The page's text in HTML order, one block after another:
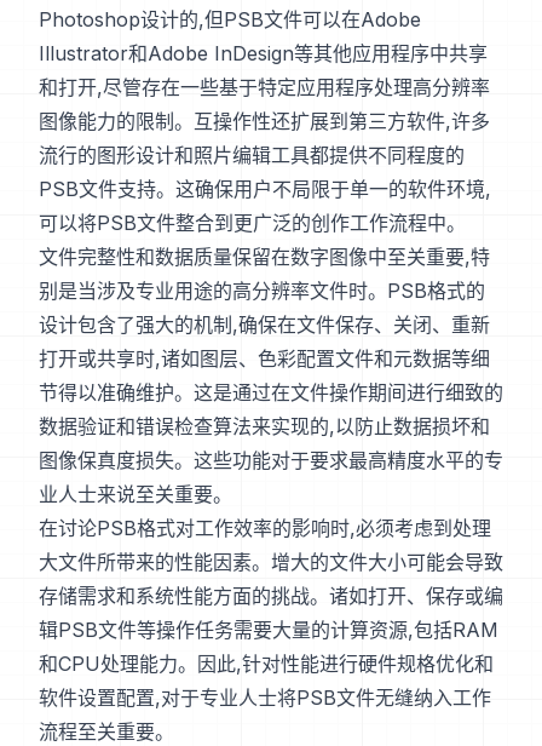
Photoshop设计的,但PSB文件可以在Adobe
Illustrator和Adobe InDesign等其他应用程序中共享
和打开,尽管存在一些基于特定应用程序处理高分辨率
图像能力的限制。互操作性还扩展到第三方软件,许多
流行的图形设计和照片编辑工具都提供不同程度的
PSB文件支持。这确保用户不局限于单一的软件环境,
可以将PSB文件整合到更广泛的创作工作流程中。
文件完整性和数据质量保留在数字图像中至关重要,特
别是当涉及专业用途的高分辨率文件时。PSB格式的
设计包含了强大的机制,确保在文件保存、关闭、重新
打开或共享时,诸如图层、色彩配置文件和元数据等细
节得以准确维护。这是通过在文件操作期间进行细致的
数据验证和错误检查算法来实现的,以防止数据损坏和
图像保真度损失。这些功能对于要求最高精度水平的专
业人士来说至关重要。
在讨论PSB格式对工作效率的影响时,必须考虑到处理
大文件所带来的性能因素。增大的文件大小可能会导致
存储需求和系统性能方面的挑战。诸如打开、保存或编
辑PSB文件等操作任务需要大量的计算资源,包括RAM
和CPU处理能力。因此,针对性能进行硬件规格优化和
软件设置配置,对于专业人士将PSB文件无缝纳入工作
流程至关重要。